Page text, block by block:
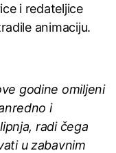
i redateljice
animaciju.
godine omiljeni
i
radi čega
u zabavnim